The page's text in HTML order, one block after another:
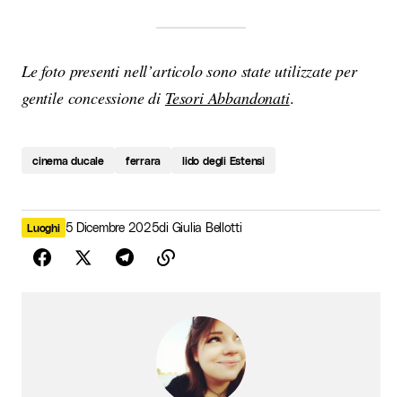
Le foto presenti nell’articolo sono state utilizzate per
gentile concessione di Tesori Abbandonati.
cinema ducale ferrara lido degli Estensi
Luoghi 5 Dicembre 2025di Giulia Bellotti